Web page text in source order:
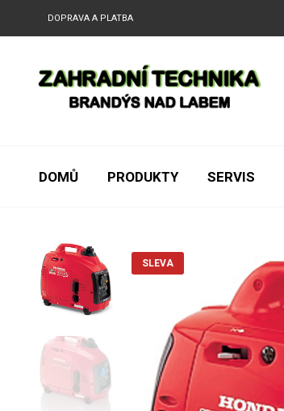
DOPRAVA A PLATBA
DOMŮ PRODUKTY SERVIS
SLEVA